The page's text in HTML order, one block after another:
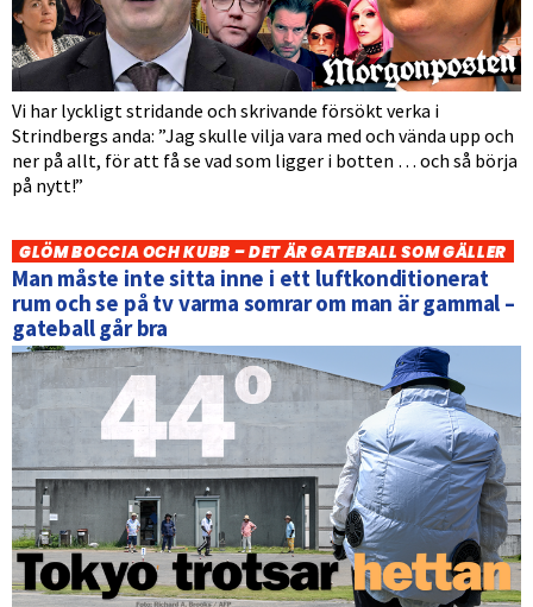
Vi har lyckligt stridande och skrivande försökt verka i
Strindbergs anda: ”Jag skulle vilja vara med och vända upp och
ner på allt, för att få se vad som ligger i botten … och så börja
på nytt!”
GLÖM BOCCIA OCH KUBB – DET ÄR GATEBALL SOM GÄLLER
Man måste inte sitta inne i ett luftkonditionerat
rum och se på tv varma somrar om man är gammal –
gateball går bra